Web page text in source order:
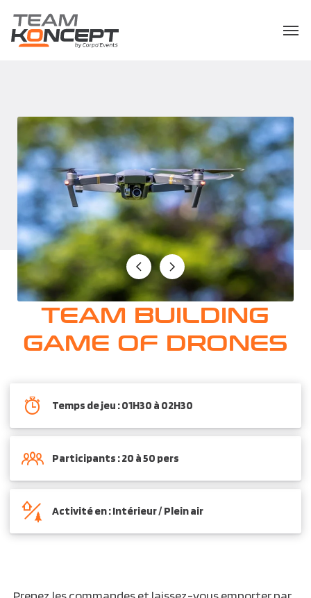
TEAM BUILDING
GAME OF DRONES
Temps de jeu : 01H30 à 02H30
Participants : 20 à 50 pers
Activité en : Intérieur / Plein air